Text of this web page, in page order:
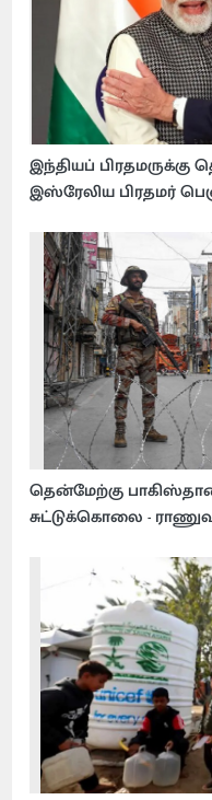
இந்தியப்
இஸ்ரேலிய பிரதமர்
தென்மேற்கு
சுட்டுக்கொலை -